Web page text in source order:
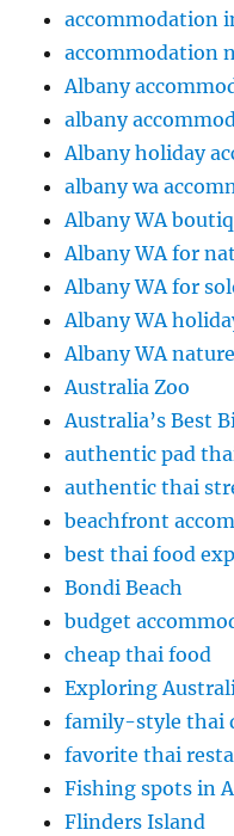
accommodation
accommodation
Albany
albany
Albany holiday
albany wa
Albany WA
Albany WA for
Albany WA for
Albany WA
Albany WA
Australia Zoo
Australia’s Best
authentic pad
authentic thai
beachfront
best thai food
Bondi Beach
budget
cheap thai food
Exploring
family-style thai
favorite thai
Fishing spots in
Flinders Island